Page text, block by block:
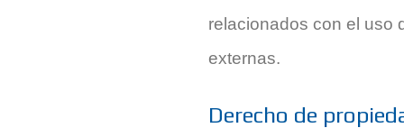
relacionados con el uso
externas.
Derecho de